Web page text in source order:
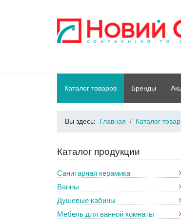
Каталог товаров Бренды
Вы здесь: Главная Каталог
Каталог продукции
Санитарная керамика
Ванны
Душевые кабины
Мебель для ванной комнаты